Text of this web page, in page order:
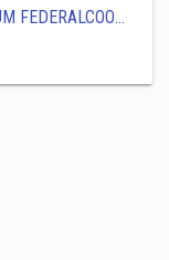
SOCIETATE COOPERATIVĂ DE CONSUM FEDERALCOOP TÂRGU JIU SC